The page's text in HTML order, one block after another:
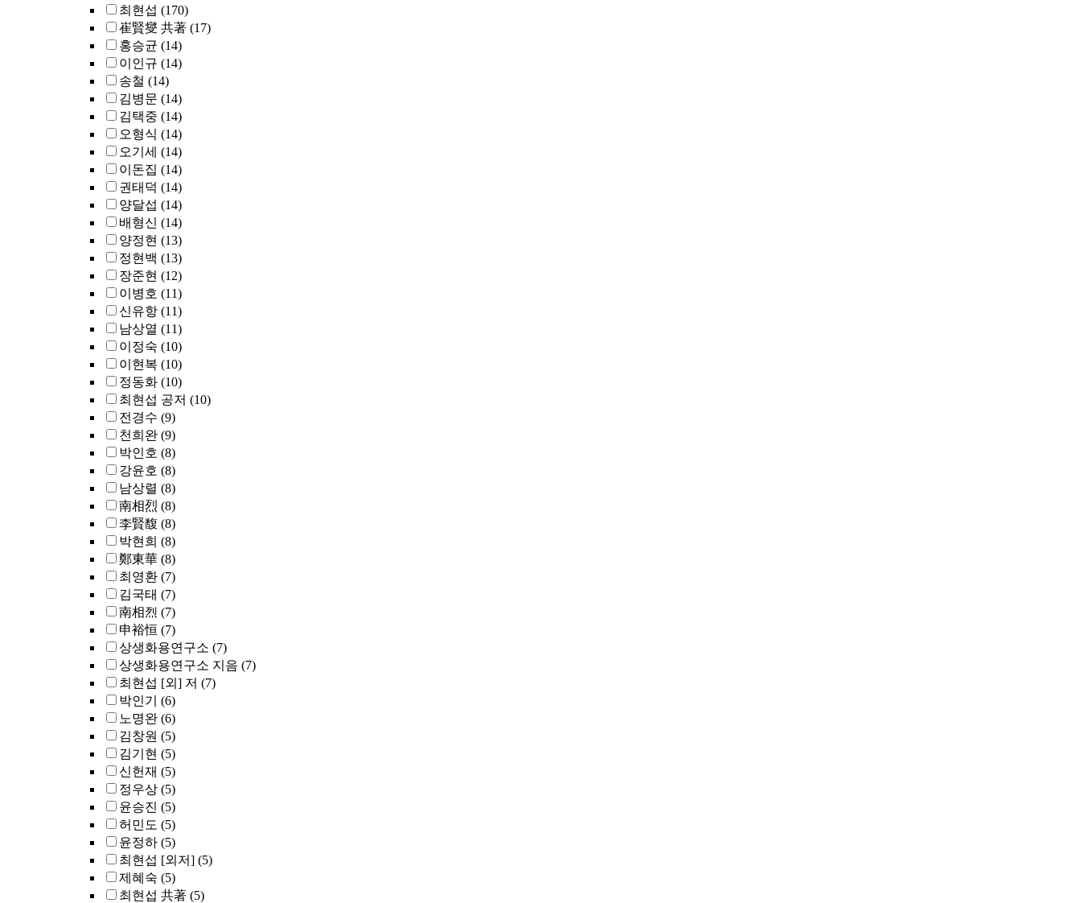
최현섭 (170)
崔賢燮 共著 (17)
홍승균 (14)
이인규 (14)
송철 (14)
김병문 (14)
김택중 (14)
오형식 (14)
오기세 (14)
이돈집 (14)
권태덕 (14)
양달섭 (14)
배형신 (14)
양정현 (13)
정현백 (13)
장준현 (12)
이병호 (11)
신유항 (11)
남상열 (11)
이정숙 (10)
이현복 (10)
정동화 (10)
최현섭 공저 (10)
전경수 (9)
천희완 (9)
박인호 (8)
강윤호 (8)
남상렬 (8)
南相烈 (8)
李賢馥 (8)
박현희 (8)
鄭東華 (8)
최영환 (7)
김국태 (7)
南相烈 (7)
申裕恒 (7)
상생화용연구소 (7)
상생화용연구소 지음 (7)
최현섭 [외] 저 (7)
박인기
(6)
노명완 (6)
김창원 (5)
김기현 (5)
신헌재 (5)
정우상 (5)
윤승진 (5)
허민도 (5)
윤정하 (5)
최현섭 [외저] (5)
제혜숙 (5)
최현섭 共著 (5)